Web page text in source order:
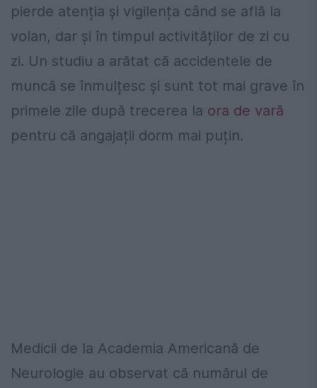
pierde atenția și vigilența când se află la
volan, dar și în timpul activităților de zi cu
zi. Un studiu a arătat că accidentele de
muncă se înmulțesc și sunt tot mai grave în
primele zile după trecerea la ora de vară
pentru că angajații dorm mai puțin.
Medicii de la Academia Americană de
Neurologie au observat că numărul de